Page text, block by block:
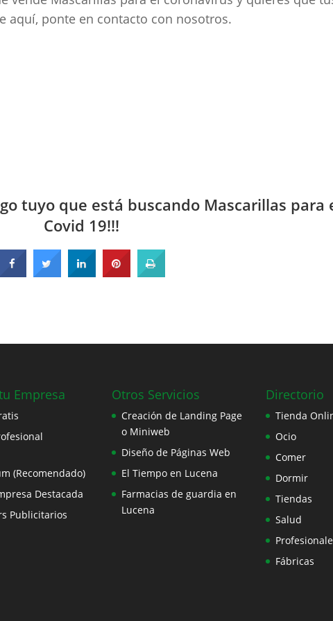
aquí, ponte en contacto con nosotros.
tuyo que está buscando Mascarillas para
Covid 19!!!
Empresa
(Recomendado)
Destacada
Publicitarios
Otros Servicios
Creación de Landing Page
o Miniweb
Diseño de Páginas Web
El Tiempo en Lucena
Farmacias de guardia en
Lucena
Directorio
Tienda
Ocio
Comer
Dormir
Tiendas
Salud
Fábricas